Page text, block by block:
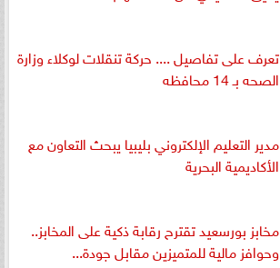
تعرف على تفاصيل .... حركة تنقلات لوكلاء وزارة
الصحه بـ 14 محافظه
مدير التعليم الإلكتروني بليبيا يبحث التعاون مع
الأكاديمية البحرية
مخابز بورسعيد تقترح رقابة ذكية على المخابز..
وحوافز مالية للمتميزين مقابل جودة...